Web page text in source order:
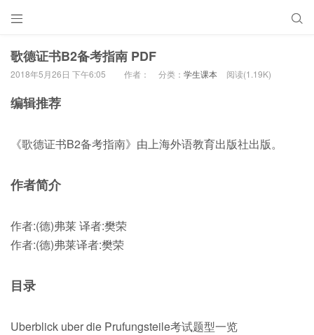
 
歌德证书B2备考指南 PDF
2018年5月26日 下午6:05 作者： 分类： 学生课本 阅读(1.19K)
编辑推荐
《歌德证书B2备考指南》由上海外语教育出版社出版。
作者简介
作者:(德)弗莱 译者:樊荣
作者:(德)弗莱译者:樊荣
目录
Uberblick uber die Prufungsteile考试题型一览